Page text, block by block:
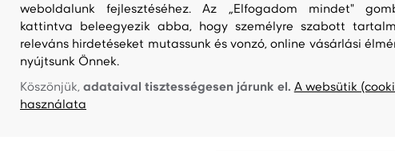
VASALÁS TISZTÍTÁS
weboldalunk fejlesztéséhez. Az „Elfogadom mindet"
kattintva beleegyezik abba, hogy személyre szabott
releváns hirdetéseket mutassunk és vonzó, online vásárlási
nyújtsunk Önnek.
Köszönjük,adataival tisztességesen járunk el. A websütik
használata